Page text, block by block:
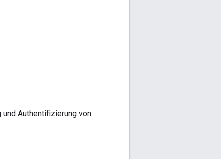
Authentifizierung von